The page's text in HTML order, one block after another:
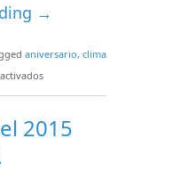
→
aniversario, clima
en
Reflexiones
XV
2015